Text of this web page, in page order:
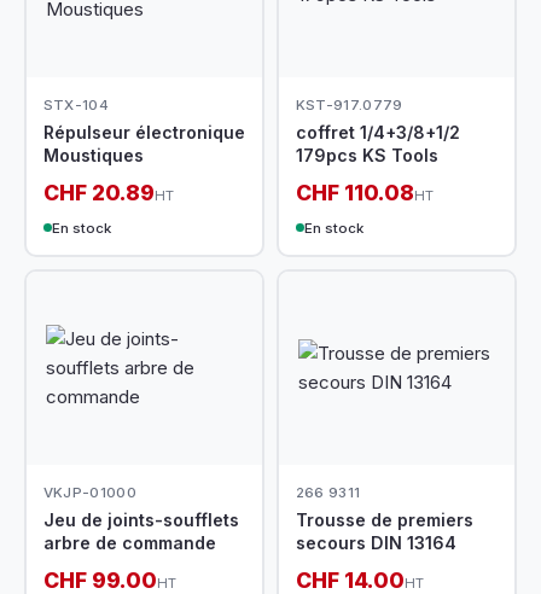
STX-104
Répulseur électronique
Moustiques
CHF 20.89HT
En stock
KST-917.0779
coffret 1/4+3/8+1/2
179pcs KS Tools
CHF 110.08HT
En stock
VKJP-01000
Jeu de joints-soufflets
arbre de commande
CHF 99.00HT
266 9311
Trousse de premiers
secours DIN 13164
CHF 14.00HT